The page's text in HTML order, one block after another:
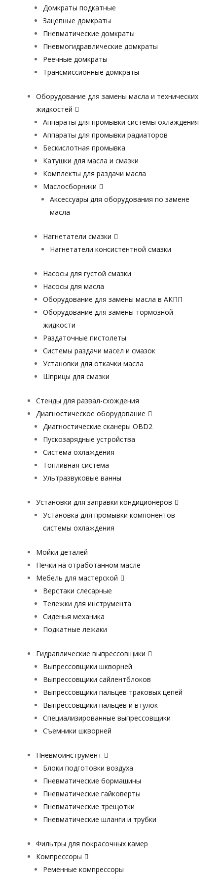
Домкраты подкатные
Зацепные домкраты
Пневматические домкраты
Пневмогидравлические домкраты
Реечные домкраты
Трансмиссионные домкраты
Оборудование для замены масла и технических
жидкостей
Аппараты для промывки системы охлаждения
Аппараты для промывки радиаторов
Бескислотная промывка
Катушки для масла и смазки
Комплекты для раздачи масла
Маслосборники
Аксессуары для оборудования по замене
масла
Нагнетатели смазки
Нагнетатели консистентной смазки
Насосы для густой смазки
Насосы для масла
Оборудование для замены масла в АКПП
Оборудование для замены тормозной
жидкости
Раздаточные пистолеты
Системы раздачи масел и смазок
Установки для откачки масла
Шприцы для смазки
Стенды для развал-схождения
Диагностическое оборудование
Диагностические сканеры OBD2
Пускозарядные устройства
Система охлаждения
Топливная система
Ультразвуковые ванны
Установки для заправки кондиционеров
Установка для промывки компонентов
системы охлаждения
Мойки деталей
Печки на отработанном масле
Мебель для мастерской
Верстаки слесарные
Тележки для инструмента
Сиденья механика
Подкатные лежаки
Гидравлические выпрессовщики
Выпрессовщики шкворней
Выпрессовщики сайлентблоков
Выпрессовщики пальцев траковых цепей
Выпрессовщики пальцев и втулок
Специализированные выпрессовщики
Cъемники шкворней
Пневмоинструмент
Блоки подготовки воздуха
Пневматические бормашины
Пневматические гайковерты
Пневматические трещотки
Пневматические шланги и трубки
Фильтры для покрасочных камер
Компрессоры
Ременные компрессоры